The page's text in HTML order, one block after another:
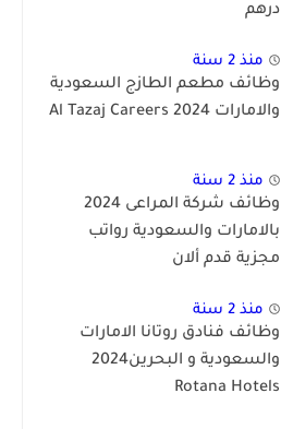
درهم
منذ 2 سنة
وظائف مطعم الطازج السعودية
والامارات 2024 Al Tazaj Careers
منذ 2 سنة
وظائف شركة المراعى 2024
بالامارات والسعودية رواتب
مجزية قدم ألان
منذ 2 سنة
وظائف فنادق روتانا الامارات
والسعودية و البحرين2024
Rotana Hotels